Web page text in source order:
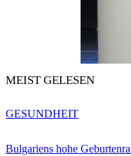
MEIST GELESEN
Bulgariens hohe
GESUNDHEIT